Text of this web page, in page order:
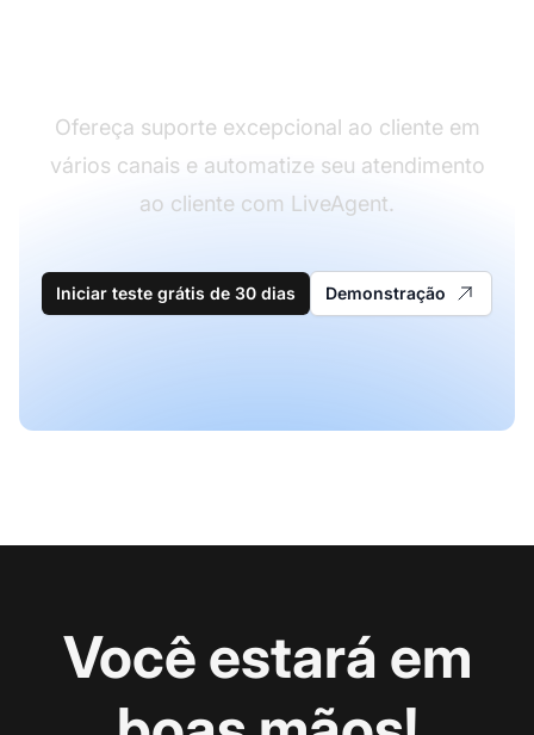
Ofereça suporte excepcional ao cliente em
vários canais e automatize seu atendimento
ao cliente com LiveAgent.
Iniciar teste grátis de 30 dias Demonstração
Você estará em